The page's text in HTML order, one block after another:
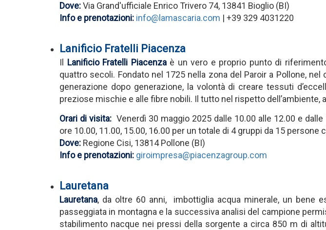
Dove:Via Grand'ufficiale Enrico Trivero 74, 13841 Bioglio (BI)
Info e prenotazioni: info@lamascaria.com | +39 329 4031220
Lanificio Fratelli Piacenza
Il Lanificio Fratelli Piacenzaè un vero e proprio punto di
quattro secoli. Fondato nel 1725 nella zona del Paroir a Pollone,
generazione dopo generazione, la volontà di creare tessuti
preziose mischie e alle fibre nobili. Il tutto nel rispetto
Orari di visita:Venerdì 30 maggio 2025 dalle 10.00 alle 12.00 e
ore 10.00, 11.00, 15.00, 16.00 per un totale di 4 gruppi da 15 persone
Dove: Regione Cisi, 13814 Pollone (BI)
Info e prenotazioni: giroimpresa@piacenzagroup.com
Lauretana
Lauretana, da oltre 60 anni, imbottiglia acqua minerale, un bene
passeggiata in montagna e la successiva analisi del campione
stabilimento nacque nei pressi della sorgente a circa 850 m di